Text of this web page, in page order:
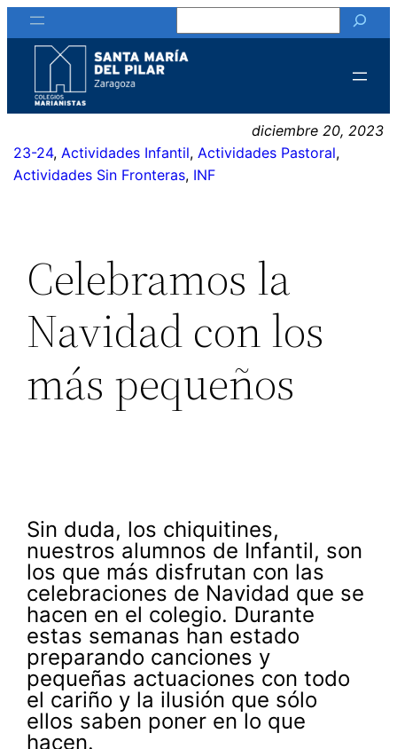
Saltar
al
contenido
diciembre 20, 2023
23-24, Actividades Infantil, Actividades Pastoral
Actividades Sin Fronteras, INF
Celebramos la
Navidad con los
más pequeños
Sin duda, los chiquitines,
nuestros alumnos de Infantil, son
los que más disfrutan con las
celebraciones de Navidad que se
hacen en el colegio. Durante
estas semanas han estado
preparando canciones y
pequeñas actuaciones con todo
el cariño y la ilusión que sólo
ellos saben poner en lo que
hacen.